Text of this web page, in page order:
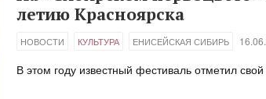
летию Красноярска
НОВОСТИ КУЛЬТУРА ЕНИСЕЙСКАЯ СИБИРЬ
В этом году известный фестиваль отметил
производителей
НОВОСТИ БИЗНЕС ФИНАНСОВАЯ ГРАМОТНОСТЬ
За последние два года число краевых